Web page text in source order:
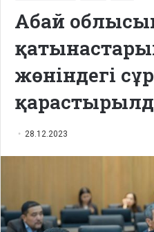
Абай
жөніндегі
28.12.2023